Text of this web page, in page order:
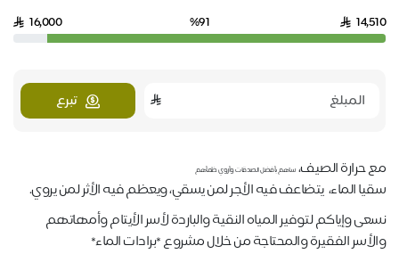
14,510
%91
16,000
تبرع
مع حرارة الصيف، ساهم بأفضل الصدقات وأروي ظمأهم
سقيا الماء، يتضاعف فيه الأجر لمن يسقي، ويعظم فيه الأثر لمن يروي.
نسعى وإياكم لتوفير المياه النقية والباردة لأسر الأيتام وأمهاتهم
والأسر الفقيرة والمحتاجة من خلال مشروع *برادات الماء*